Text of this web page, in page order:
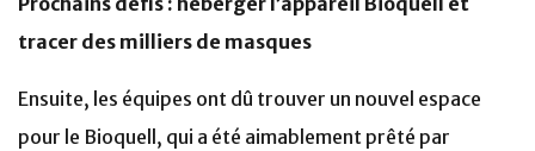
tracer des milliers de masques
Ensuite, les équipes ont dû trouver un nouvel espace
pour le Bioquell, qui a été aimablement prêté par